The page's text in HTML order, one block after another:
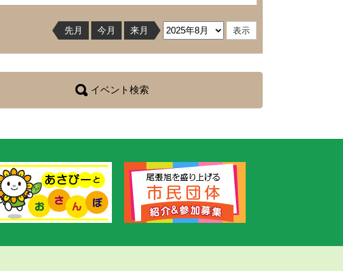
先月 今月 来月
イベント検索